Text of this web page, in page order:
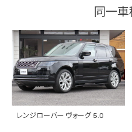
同一車
レンジローバー ヴォーグ 5.0